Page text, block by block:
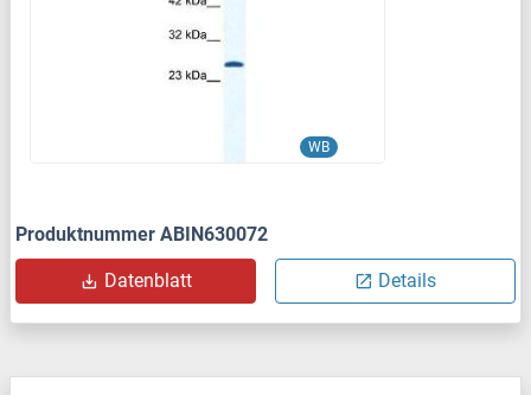
WB
Produktnummer ABIN630072
Datenblatt Details